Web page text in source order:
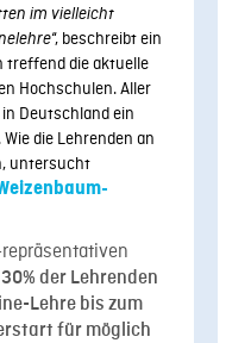
im vielleicht
“, beschreibt ein
treffend die aktuelle
Hochschulen. Aller
Deutschland ein
die Lehrenden an
untersucht
der Lehrenden
Lehre bis zum
für möglich